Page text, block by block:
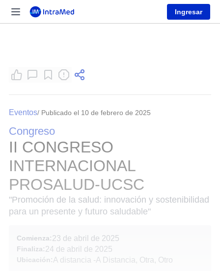
Ingresar
Eventos/ Publicado el 10 de febrero de 2025
Congreso
II CONGRESO
INTERNACIONAL
PROSALUD-UCSC
"Promoción de la salud: innovación y sostenibilidad
para un presente y futuro saludable"
Comienza:23 de abril de 2025
Finaliza:24 de abril de 2025
Ubicación:A distancia -A Distancia, Otra, Otro